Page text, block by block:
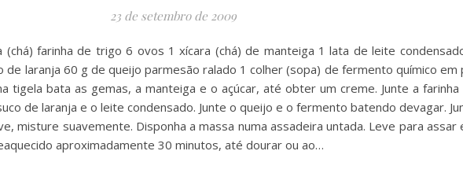
23 de setembro de 2009
farinha de trigo 6 ovos 1 xícara (chá) de manteiga 1 lata de leite
de laranja 60 g de queijo parmesão ralado 1 colher (sopa) de fermento químico em
tigela bata as gemas, a manteiga e o açúcar, até obter um creme. Junte a farinha
de laranja e o leite condensado. Junte o queijo e o fermento batendo devagar.
misture suavemente. Disponha a massa numa assadeira untada. Leve para assar
aproximadamente 30 minutos, até dourar ou ao…